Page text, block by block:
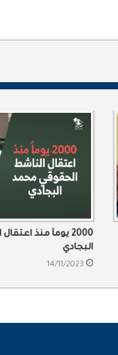
2000 يوماً منذ
البجادي
14/11/2023